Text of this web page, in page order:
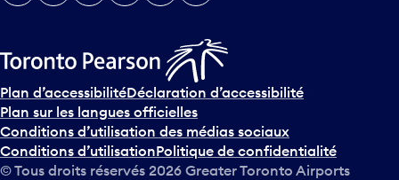
Plan d’accessibilitéDéclaration d’accessibilité
Plan sur les langues officielles
Conditions d’utilisation des médias sociaux
Conditions d’utilisation Politique de confidentialité
© Tous droits réservés2026Greater Toronto Airports
Authority.